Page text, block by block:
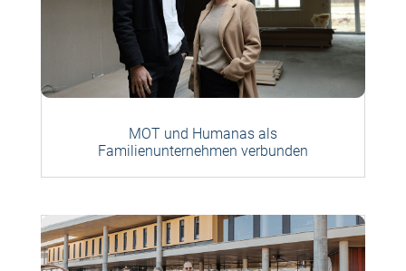
MOT und Humanas als
Familienunternehmen verbunden